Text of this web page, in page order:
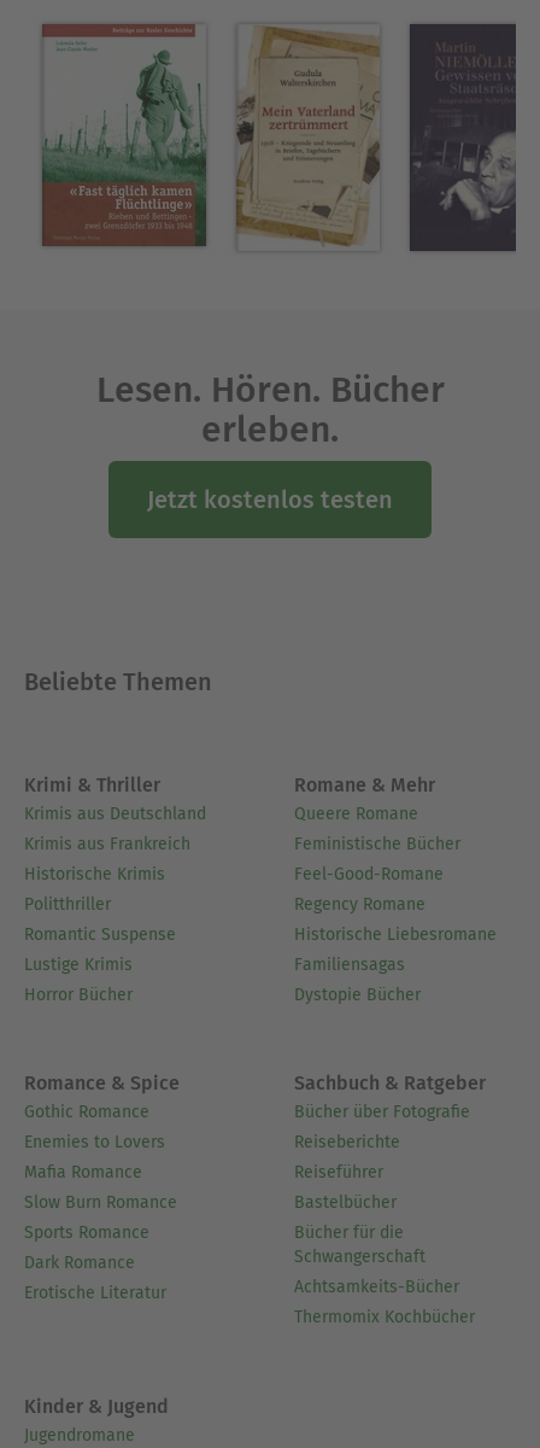
Lesen. Hören. Bücher
erleben.
Jetzt kostenlos testen
Beliebte Themen
Krimi & Thriller
Krimis aus Deutschland
Krimis aus Frankreich
Historische Krimis
Politthriller
Romantic Suspense
Lustige Krimis
Horror Bücher
Romane & Mehr
Queere Romane
Feministische Bücher
Feel-Good-Romane
Regency Romane
Historische Liebesromane
Familiensagas
Dystopie Bücher
Romance & Spice
Gothic Romance
Enemies to Lovers
Mafia Romance
Slow Burn Romance
Sports Romance
Dark Romance
Erotische Literatur
Sachbuch & Ratgeber
Bücher über Fotografie
Reiseberichte
Reiseführer
Bastelbücher
Bücher für die
Schwangerschaft
Achtsamkeits-Bücher
Thermomix Kochbücher
Kinder & Jugend
Jugendromane